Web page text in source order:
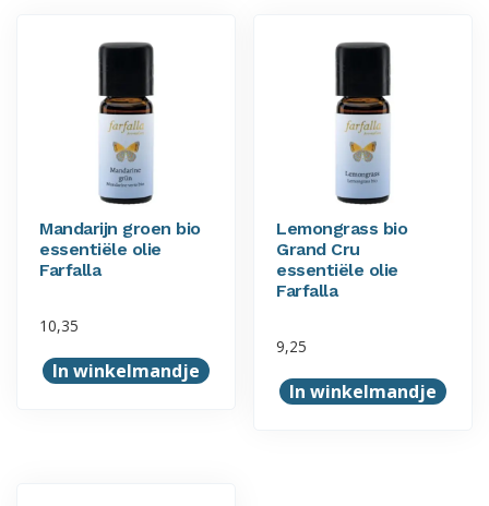
Mandarijn groen bio
essentiële olie
Farfalla
10,35
In winkelmandje
Lemongrass bio
Grand Cru
essentiële olie
Farfalla
9,25
In winkelmandje